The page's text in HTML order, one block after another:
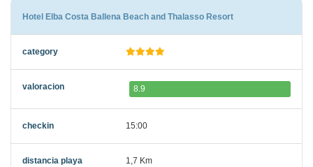
Hotel Elba Costa Ballena Beach and Thalasso Resort
8.9
15:00
1,7 Km